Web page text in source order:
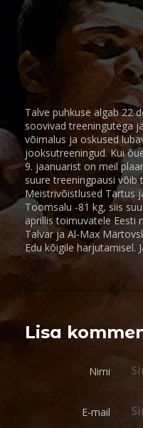
Talve puhkuse algab 22
soovivad treeningutega
võimalus ja oskused
jooksutreeningud. Kui
9. jaanuarist on meil
suure treeningpausi
Meistrivõistlused Tartus
Toomsalu -81 kg, siis
aprillis toimuvatele Eesti
Talvar ja Al-Max
Edu kõigile harjutamisel.
Lisa
Nimi
E-mail